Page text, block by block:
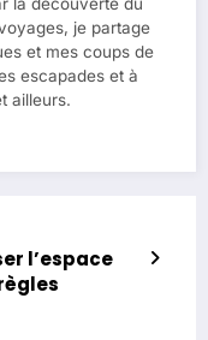
je partage
et mes coups de
escapades et à
ailleurs.
l’espace